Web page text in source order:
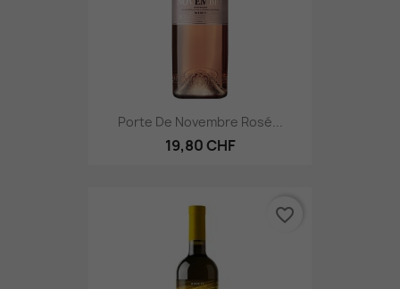
Porte De Novembre Rosé...
19,80 CHF
favorite_border